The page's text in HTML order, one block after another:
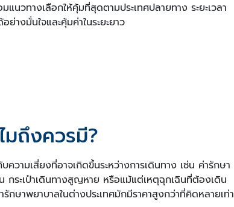
นวทางเลือกให้คุ้มที่สุดตามประเทศปลายทาง ระยะเวลา
างมั่นใจและคุ้มค่าในระยะยาว
มถึงควรมี?
วามเสี่ยงที่อาจเกิดขึ้นระหว่างการเดินทาง เช่น ค่ารักษา
กระเป๋าเดินทางสูญหาย หรือแม้แต่เหตุฉุกเฉินที่ต้องเดิน
ษาพยาบาลในต่างประเทศมักมีราคาสูงกว่าที่คิดหลายเท่า